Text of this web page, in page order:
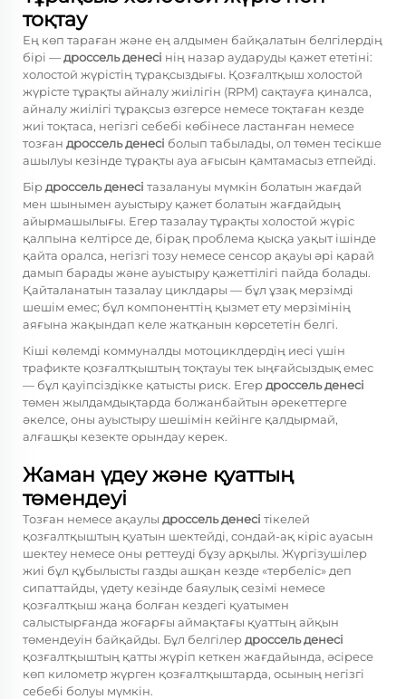
тоқтау
Ең көп тараған және ең алдымен байқалатын белгілердің
бірі —дроссель денесі нің назар аударуды қажет ететіні:
холостой жүрістің тұрақсыздығы. Қозғалтқыш холостой
жүрісте тұрақты айналу жиілігін (RPM) сақтауға қиналса,
айналу жиілігі тұрақсыз өзгерсе немесе тоқтаған кезде
жиі тоқтаса, негізгі себебі көбінесе ластанған немесе
тозған дроссель денесі болып табылады, ол төмен тесікше
ашылуы кезінде тұрақты ауа ағысын қамтамасыз етпейді.
Бірдроссель денесі тазалануы мүмкін болатын жағдай
мен шынымен ауыстыру қажет болатын жағдайдың
айырмашылығы. Егер тазалау тұрақты холостой жүріс
қалпына келтірсе де, бірақ проблема қысқа уақыт ішінде
қайта оралса, негізгі тозу немесе сенсор ақауы әрі қарай
дамып барады және ауыстыру қажеттілігі пайда болады.
Қайталанатын тазалау циклдары — бұл ұзақ мерзімді
шешім емес; бұл компоненттің қызмет ету мерзімінің
аяғына жақындап келе жатқанын көрсететін белгі.
Кіші көлемді коммуналды мотоциклдердің иесі үшін
трафикте қозғалтқыштың тоқтауы тек ыңғайсыздық емес
— бұл қауіпсіздікке қатысты риск. Егердроссель денесі
төмен жылдамдықтарда болжанбайтын әрекеттерге
әкелсе, оны ауыстыру шешімін кейінге қалдырмай,
алғашқы кезекте орындау керек.
Жаман үдеу және қуаттың
төмендеуі
Тозған немесе ақаулы дроссель денесі тікелей
қозғалтқыштың қуатын шектейді, сондай-ақ кіріс ауасын
шектеу немесе оны реттеуді бұзу арқылы. Жүргізушілер
жиі бұл құбылысты газды ашқан кезде «тербеліс» деп
сипаттайды, үдету кезінде баяулық сезімі немесе
қозғалтқыш жаңа болған кездегі қуатымен
салыстырғанда жоғарғы аймақтағы қуаттың айқын
төмендеуін байқайды. Бұл белгілердроссель денесі
қозғалтқыштың қатты жүріп кеткен жағдайында, әсіресе
көп километр жүрген қозғалтқыштарда, осының негізгі
себебі болуы мүмкін.